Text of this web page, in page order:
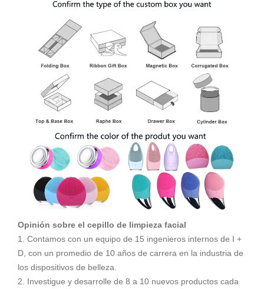
Opinión sobre el cepillo de limpieza facial
1. Contamos con un equipo de 15 ingenieros internos de I +
D, con un promedio de 10 años de carrera en la industria de
los dispositivos de belleza.
2. Investigue y desarrolle de 8 a 10 nuevos productos cada